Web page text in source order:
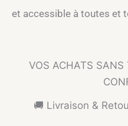
et accessible à toutes et
VOS ACHATS SANS
🚚 Livraison &